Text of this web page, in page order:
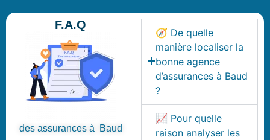
F.A.Q
des assurances à Baud
🧭 De quelle
manière localiser la
bonne agence
d’assurances à Baud
?
📈 Pour quelle
raison analyser les